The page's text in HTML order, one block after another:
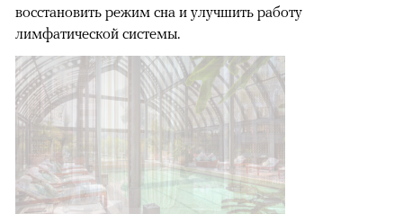
восстановить режим сна и улучшить работу
лимфатической системы.